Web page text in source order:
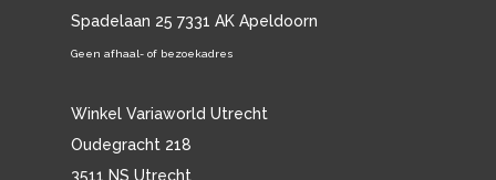
Spadelaan 25 7331 AK Apeldoorn
Geen afhaal- of bezoekadres
Winkel Variaworld Utrecht
Oudegracht 218
3511 NS Utrecht